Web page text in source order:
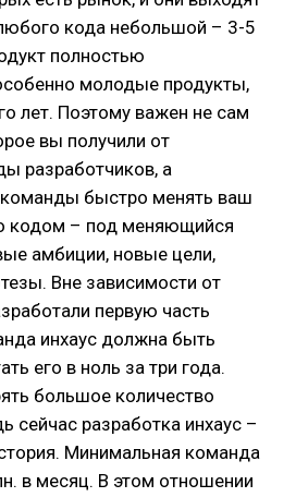
кода небольшой – 3-5
полностью
молодые продукты,
лет. Поэтому важен не сам
вы получили от
разработчиков, а
быстро менять ваш
кодом – под меняющийся
амбиции, новые цели,
Вне зависимости от
первую часть
инхаус должна быть
его в ноль за три года.
большое количество
сейчас разработка инхаус –
Минимальная команда
в месяц. В этом отношении